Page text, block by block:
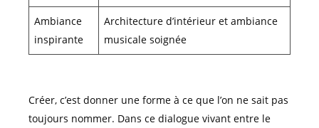
Ambiance
inspirante
Architecture d’intérieur et ambiance
musicale soignée
Créer, c’est donner une forme à ce que l’on ne sait pas
toujours nommer. Dans ce dialogue vivant entre le